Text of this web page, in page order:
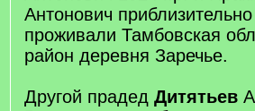
Антонович
проживали Тамбовская
район деревня Заречье.
Другой прадед Дитятьев